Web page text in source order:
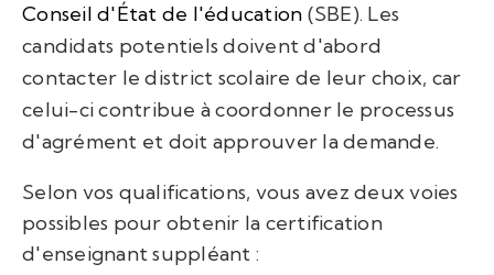
Conseil d'État de l'éducation (SBE). Les
candidats potentiels doivent d'abord
contacter le district scolaire de leur choix, car
celui-ci contribue à coordonner le processus
d'agrément et doit approuver la demande.
Selon vos qualifications, vous avez deux voies
possibles pour obtenir la certification
d'enseignant suppléant :